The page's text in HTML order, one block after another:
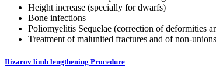
Height increase (specially for dwarfs)
Bone infections
Poliomyelitis Sequelae (correction of deformities
Treatment of malunited fractures and of non-unions
Ilizarov limb lengthening Procedure